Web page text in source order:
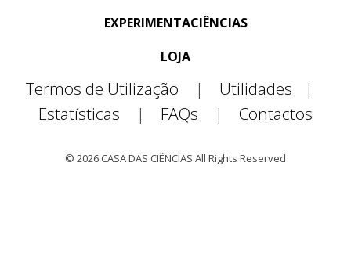
EXPERIMENTACIÊNCIAS
LOJA
Termos de Utilização | Utilidades
|
Estatísticas
| FAQs | Contactos
© 2026 CASA DAS CIÊNCIAS All Rights Reserved